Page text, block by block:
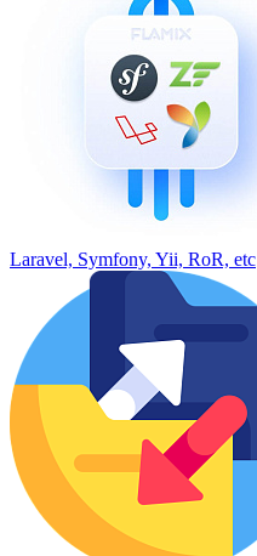
Laravel, Symfony, Yii, RoR, etc